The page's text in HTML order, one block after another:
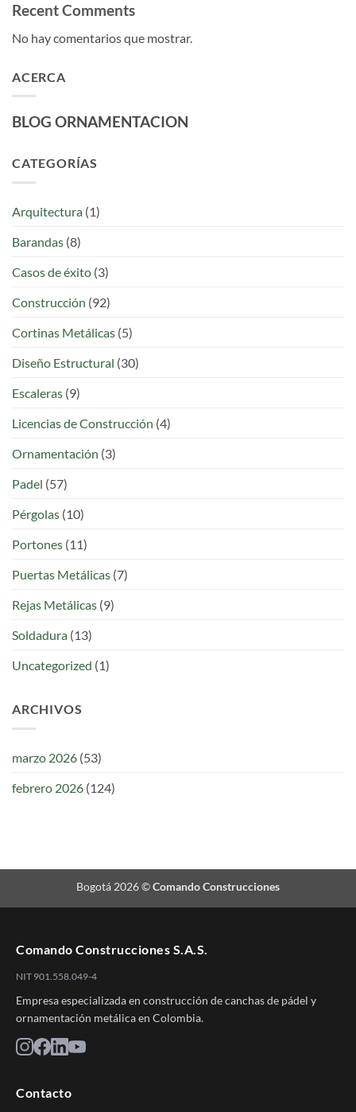
Recent Comments
No hay comentarios que mostrar.
ACERCA
BLOG ORNAMENTACION
CATEGORÍAS
Arquitectura (1)
Barandas (8)
Casos de éxito (3)
Construcción (92)
Cortinas Metálicas (5)
Diseño Estructural (30)
Escaleras (9)
Licencias de Construcción (4)
Ornamentación (3)
Padel (57)
Pérgolas (10)
Portones (11)
Puertas Metálicas (7)
Rejas Metálicas (9)
Soldadura (13)
Uncategorized (1)
ARCHIVOS
marzo 2026 (53)
febrero 2026 (124)
Bogotá 2026 ©Comando Construcciones
Comando Construcciones S.A.S.
NIT 901.558.049-4
Empresa especializada en construcción de canchas de pádel y
ornamentación metálica en Colombia.
Contacto